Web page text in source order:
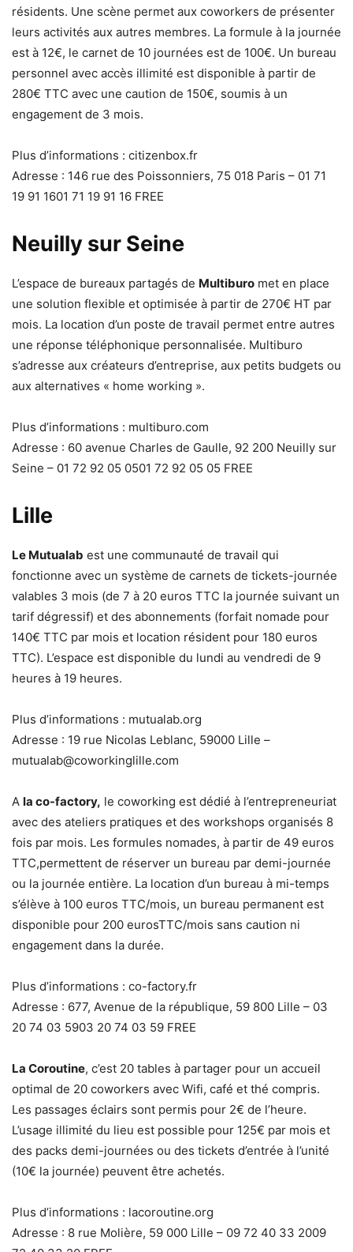
résidents. Une scène permet aux coworkers de présenter
leurs activités aux autres membres. La formule à la journée
est à 12€, le carnet de 10 journées est de 100€. Un bureau
personnel avec accès illimité est disponible à partir de
280€ TTC avec une caution de 150€, soumis à un
engagement de 3 mois.
Plus d’informations : citizenbox.fr
Adresse : 146 rue des Poissonniers, 75 018 Paris – 01 71
19 91 1601 71 19 91 16 FREE
Neuilly sur Seine
L’espace de bureaux partagés de Multiburo met en place
une solution flexible et optimisée à partir de 270€ HT par
mois. La location d’un poste de travail permet entre autres
une réponse téléphonique personnalisée. Multiburo
s’adresse aux créateurs d’entreprise, aux petits budgets ou
aux alternatives « home working ».
Plus d’informations : multiburo.com
Adresse : 60 avenue Charles de Gaulle, 92 200 Neuilly sur
Seine – 01 72 92 05 0501 72 92 05 05 FREE
Lille
Le Mutualab est une communauté de travail qui
fonctionne avec un système de carnets de tickets-journée
valables 3 mois (de 7 à 20 euros TTC la journée suivant un
tarif dégressif) et des abonnements (forfait nomade pour
140€ TTC par mois et location résident pour 180 euros
TTC). L’espace est disponible du lundi au vendredi de 9
heures à 19 heures.
Plus d’informations : mutualab.org
Adresse : 19 rue Nicolas Leblanc, 59000 Lille –
mutualab@coworkinglille.com
A la co-factory, le coworking est dédié à l’entrepreneuriat
avec des ateliers pratiques et des workshops organisés 8
fois par mois. Les formules nomades, à partir de 49 euros
TTC,permettent de réserver un bureau par demi-journée
ou la journée entière. La location d’un bureau à mi-temps
s’élève à 100 euros TTC/mois, un bureau permanent est
disponible pour 200 eurosTTC/mois sans caution ni
engagement dans la durée.
Plus d’informations : co-factory.fr
Adresse : 677, Avenue de la république, 59 800 Lille – 03
20 74 03 5903 20 74 03 59 FREE
La Coroutine, c’est 20 tables à partager pour un accueil
optimal de 20 coworkers avec Wifi, café et thé compris.
Les passages éclairs sont permis pour 2€ de l’heure.
L’usage illimité du lieu est possible pour 125€ par mois et
des packs demi-journées ou des tickets d’entrée à l’unité
(10€ la journée) peuvent être achetés.
Plus d’informations : lacoroutine.org
Adresse : 8 rue Molière, 59 000 Lille – 09 72 40 33 2009